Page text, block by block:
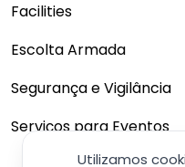
Facilities
Escolta Armada
Segurança e Vigilância
Serviços para Eventos
Utilizamos